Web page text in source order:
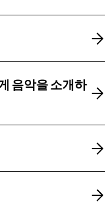
음악을 소개하
음악을 소개하